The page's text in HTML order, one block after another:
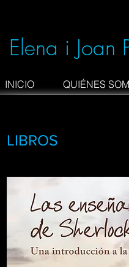
LIBROS
INICIO QUIÉNES
Elena i Joan